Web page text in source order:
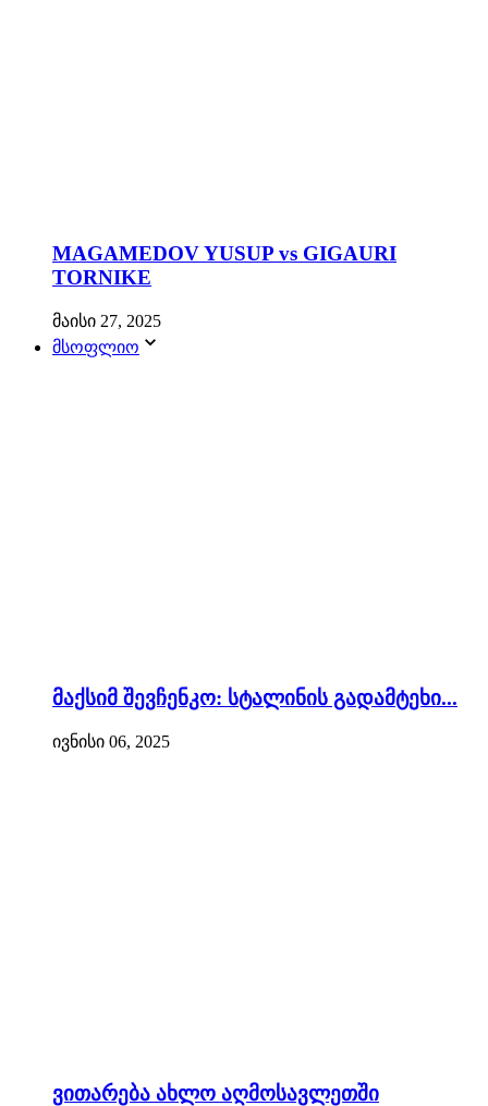
MAGAMEDOV YUSUP vs GIGAURI
TORNIKE
მაისი 27, 2025
მსოფლიო
მაქსიმ შევჩენკო: სტალინის გადამტეხი...
ივნისი 06, 2025
ვითარება ახლო აღმოსავლეთში